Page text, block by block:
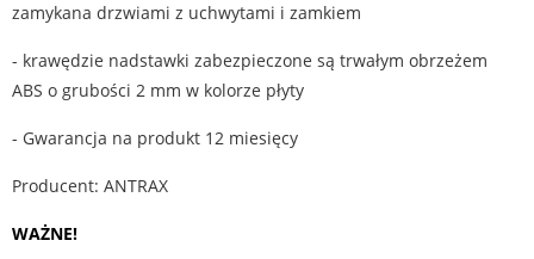
zamykana drzwiami z uchwytami i zamkiem
- krawędzie nadstawki zabezpieczone są trwałym obrzeżem
ABS o grubości 2 mm w kolorze płyty
- Gwarancja na produkt 12 miesięcy
Producent: ANTRAX
WAŻNE!